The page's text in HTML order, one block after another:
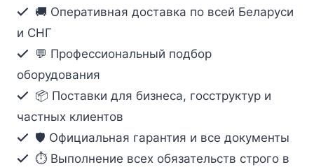
интерфейсами
PS/2,
USB,
VGA,
ЖК
дисплеем,
Dual
Rail
🚚 Оперативная доставка по всей Беларуси
и СНГ
💬 Профессиональный подбор
оборудования
📦 Поставки для бизнеса, госструктур и
частных клиентов
🛡️ Официальная гарантия и все документы
⏱ Выполнение всех обязательств строго в